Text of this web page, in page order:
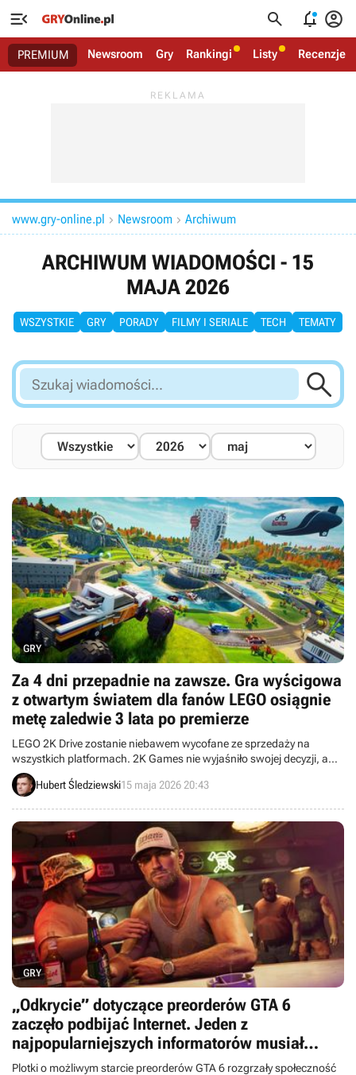
   
PREMIUM Newsroom Gry Rankingi Listy Recenzje
www.gry-online.pl  Newsroom  Archiwum
ARCHIWUM WIADOMOŚCI - 15
MAJA 2026
WSZYSTKIE GRY PORADY FILMY I SERIALE TECH TEMATY
Szukaj
wiadomości...

GRY
Za 4 dni przepadnie na zawsze. Gra wyścigowa
z otwartym światem dla fanów LEGO osiągnie
metę zaledwie 3 lata po premierze
LEGO 2K Drive zostanie niebawem wycofane ze sprzedaży na
wszystkich platformach. 2K Games nie wyjaśniło swojej decyzji, a
gracze mają ostatnią szansę na ewentualny zakup produkcji.
Hubert Śledziewski15 maja 2026 20:43
GRY
„Odkrycie” dotyczące preorderów GTA 6
zaczęło podbijać Internet. Jeden z
najpopularniejszych informatorów musiał
zareagować
Plotki o możliwym starcie preorderów GTA 6 rozgrzały społeczność